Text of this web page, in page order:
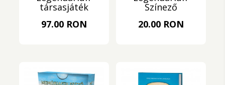
társasjáték
97.00 RON
Színező
20.00 RON